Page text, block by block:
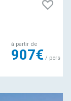
à partir de
907€/ pers